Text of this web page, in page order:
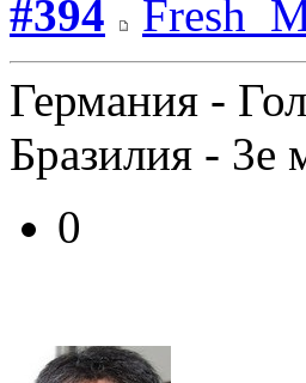
#394
Германия -
Бразилия - 3е
0